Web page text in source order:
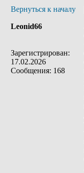
Вернуться к началу
Leonid66
Зарегистрирован:
17.02.2026
Сообщения: 168